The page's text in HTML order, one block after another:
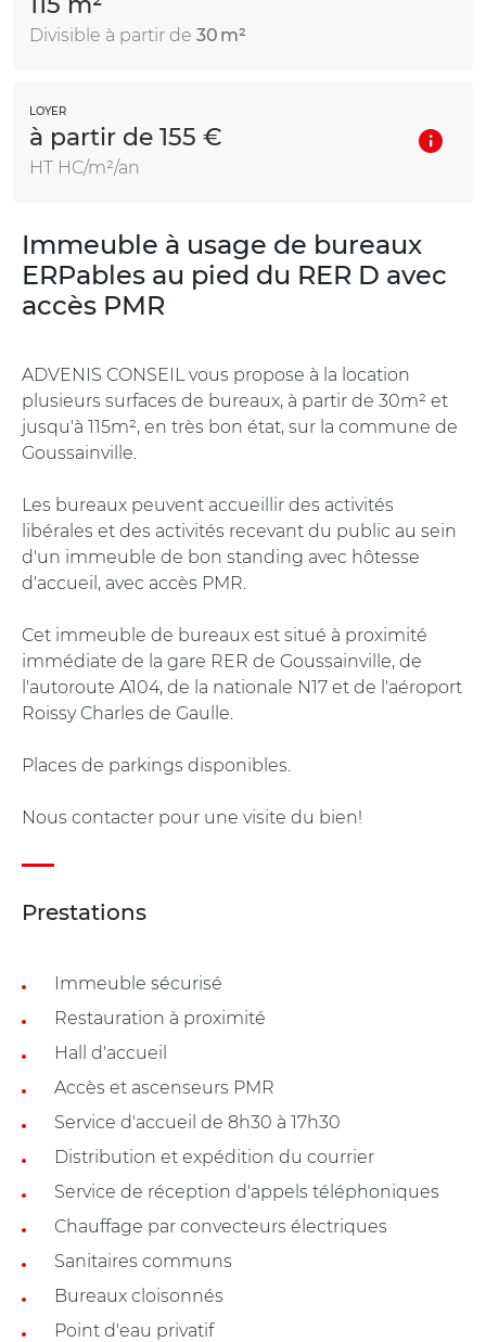
Divisible à partir de 30 m²
LOYER
à partir de 155 €
HT HC/m²/an
Immeuble à usage de bureaux
ERPables au pied du RER D avec
accès PMR
ADVENIS CONSEIL vous propose à la location
plusieurs surfaces de bureaux, à partir de 30m² et
jusqu'à 115m², en très bon état, sur la commune de
Goussainville.
Les bureaux peuvent accueillir des activités
libérales et des activités recevant du public au sein
d'un immeuble de bon standing avec hôtesse
d'accueil, avec accès PMR.
Cet immeuble de bureaux est situé à proximité
immédiate de la gare RER de Goussainville, de
l'autoroute A104, de la nationale N17 et de l'aéroport
Roissy Charles de Gaulle.
Places de parkings disponibles.
Nous contacter pour une visite du bien!
Prestations
Immeuble sécurisé
Restauration à proximité
Hall d'accueil
Accès et ascenseurs PMR
Service d'accueil de 8h30 à 17h30
Distribution et expédition du courrier
Service de réception d'appels téléphoniques
Chauffage par convecteurs électriques
Sanitaires communs
Bureaux cloisonnés
Point d'eau privatif